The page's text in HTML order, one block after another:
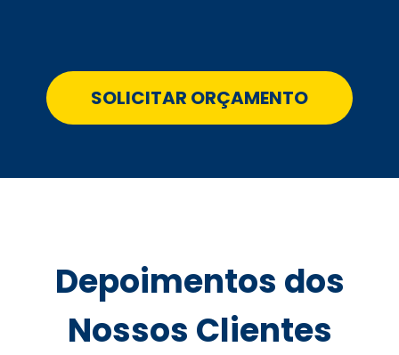
SOLICITAR ORÇAMENTO
Depoimentos dos
Nossos Clientes